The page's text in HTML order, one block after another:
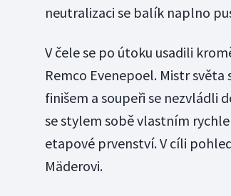
neutralizaci se balík naplno
V čele se po útoku usadili
Remco Evenepoel. Mistr
finišem a soupeři se nezvládli
se stylem sobě vlastním
etapové prvenství. V cíli
Mäderovi.